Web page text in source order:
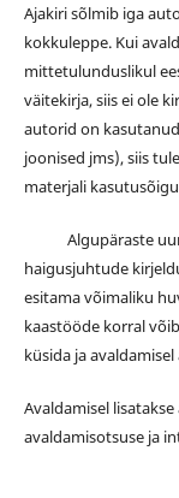
Ajakiri sõlmib iga
kokkuleppe. Kui
mittetulunduslikul
väitekirja, siis ei ole
autorid on
joonised jms), siis
materjali
Algupäraste
haigusjuhtude
esitama võimaliku
kaastööde korral
küsida ja
Avaldamisel
avaldamisotsuse ja